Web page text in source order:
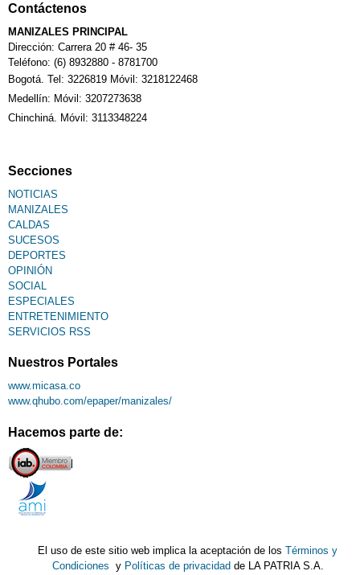
Calendario Tributario
Sudoku
Contáctenos
MANIZALES PRINCIPAL
Dirección: Carrera 20 # 46- 35
Teléfono: (6) 8932880 - 8781700
Bogotá. Tel: 3226819 Móvil: 3218122468
Medellín: Móvil: 3207273638
Chinchiná. Móvil: 3113348224
Secciones
NOTICIAS
MANIZALES
CALDAS
SUCESOS
DEPORTES
OPINIÓN
SOCIAL
ESPECIALES
ENTRETENIMIENTO
SERVICIOS RSS
Nuestros Portales
www.micasa.co
www.qhubo.com/epaper/manizales/
Hacemos parte de:
El uso de este sitio web implica la aceptación de losTérminos y
Condiciones y Políticas de privacidad de LA PATRIA S.A.